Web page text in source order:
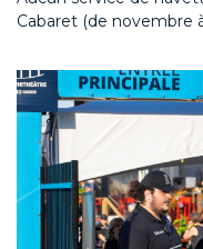
Cabaret (de novembre